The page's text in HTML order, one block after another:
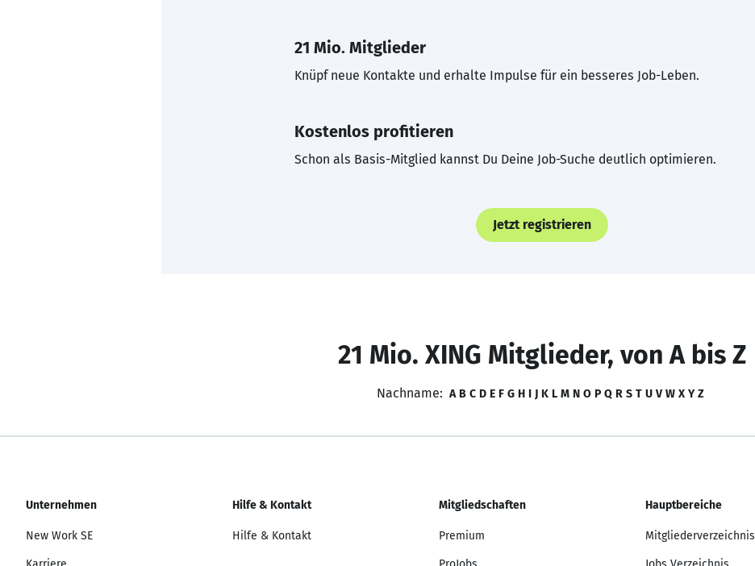
21 Mio. Mitglieder
Knüpf neue Kontakte und erhalte Impulse für ein besseres Job-Leben.
Kostenlos profitieren
Schon als Basis-Mitglied kannst Du Deine Job-Suche deutlich optimieren.
Jetzt registrieren
21 Mio. XING Mitglieder, von A bis Z
Nachname: A B C D E F G H I J K L M N O P Q R S T U V W X Y Z
Unternehmen
New Work SE
Hilfe & Kontakt
Hilfe & Kontakt
Mitgliedschaften
Premium
Hauptbereiche
Mitgliederverzeichnis